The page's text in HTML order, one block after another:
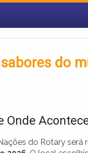
do
Onde
do Rotary será